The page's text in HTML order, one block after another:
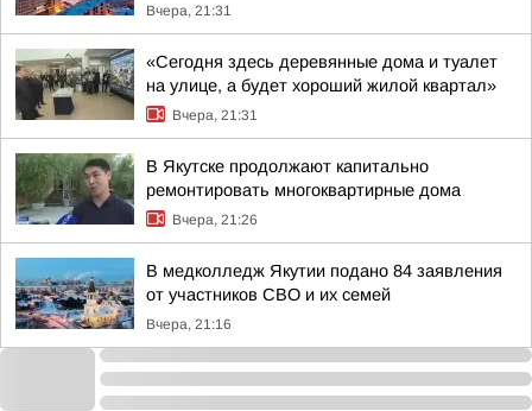
Вчера, 21:31
«Сегодня здесь деревянные дома и туалет
на улице, а будет хороший жилой квартал»
Вчера, 21:31
В Якутске продолжают капитально
ремонтировать многоквартирные дома
Вчера, 21:26
В медколледж Якутии подано 84 заявления
от участников СВО и их семей
Вчера, 21:16